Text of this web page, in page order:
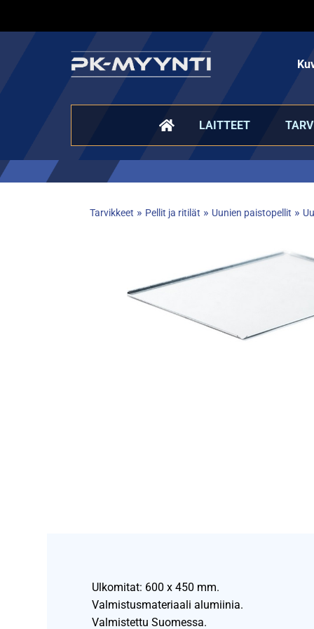
LAITTEET
Tarvikkeet » Pellit ja ritilät » Uunien paistopellit »
Ulkomitat: 600 x 450 mm.
Valmistusmateriaali alumiinia.
Valmistettu Suomessa.